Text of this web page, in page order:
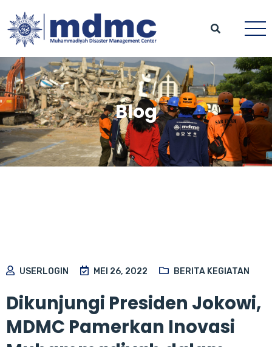
Blog
USERLOGIN MEI 26, 2022 BERITA KEGIATAN
Dikunjungi Presiden Jokowi,
MDMC Pamerkan Inovasi